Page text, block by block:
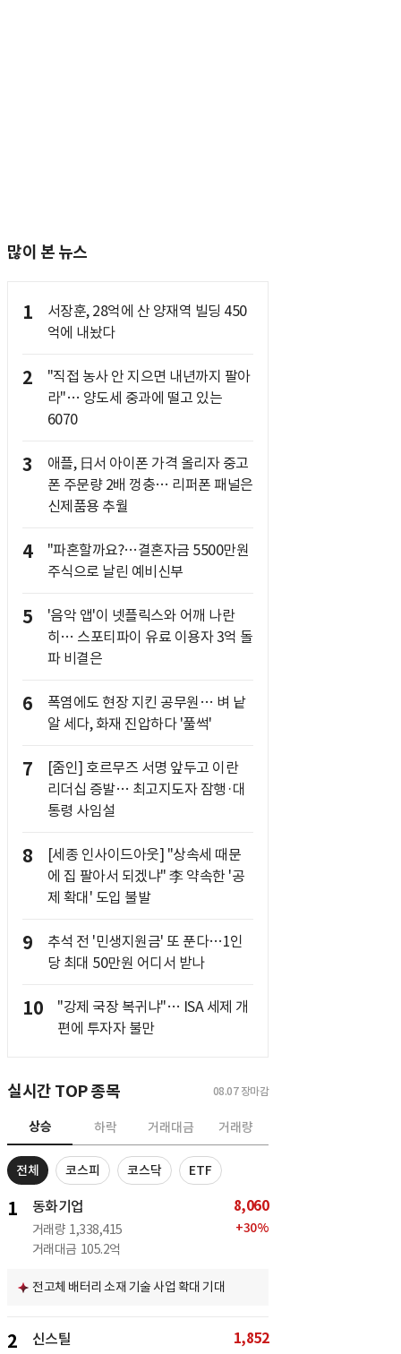
많이 본 뉴스
1
서장훈, 28억에 산 양재역 빌딩 450
억에 내놨다
2
"직접 농사 안 지으면 내년까지 팔아
라"… 양도세 중과에 떨고 있는
6070
3
애플, 日서 아이폰 가격 올리자 중고
폰 주문량 2배 껑충… 리퍼폰 패널은
신제품용 추월
4
"파혼할까요?…결혼자금 5500만원
주식으로 날린 예비신부
5
'음악 앱'이 넷플릭스와 어깨 나란
히… 스포티파이 유료 이용자 3억 돌
파 비결은
6
폭염에도 현장 지킨 공무원… 벼 낱
알 세다, 화재 진압하다 '풀썩'
7
[줌인] 호르무즈 서명 앞두고 이란
리더십 증발… 최고지도자 잠행·대
통령 사임설
8
[세종 인사이드아웃] "상속세 때문
에 집 팔아서 되겠냐" 李 약속한 '공
제 확대' 도입 불발
9
추석 전 '민생지원금' 또 푼다…1인
당 최대 50만원 어디서 받나
10
"강제 국장 복귀냐"… ISA 세제 개
편에 투자자 불만
실시간 TOP 종목 08.07 장마감
상승 하락 거래대금 거래량
전체 코스피 코스닥 ETF
1 동화기업
거래량 1,338,415
거래대금 105.2억
8,060
+30%
전고체 배터리 소재 기술 사업 확대 기대
2 신스틸 1,852